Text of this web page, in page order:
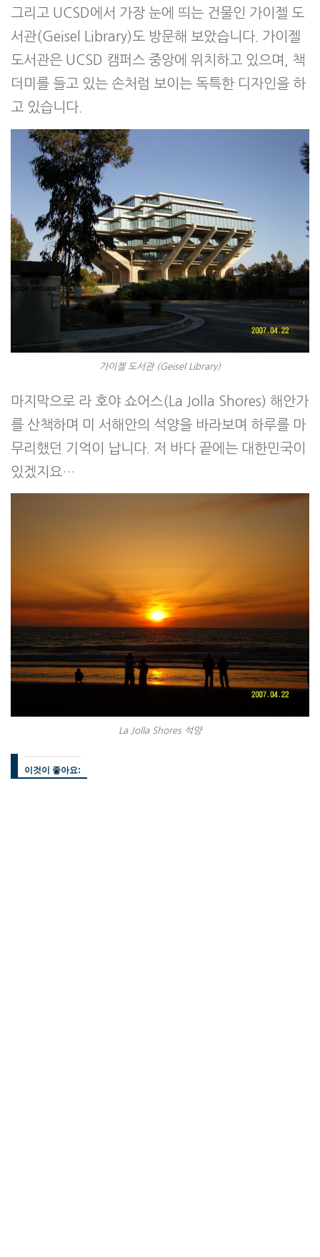
그리고 UCSD에서 가장 눈에 띄는 건물인 가이젤 도
서관(Geisel Library)도 방문해 보았습니다. 가이젤
도서관은 UCSD 캠퍼스 중앙에 위치하고 있으며, 책
더미를 들고 있는 손처럼 보이는 독특한 디자인을 하
고 있습니다.
가이젤 도서관 (Geisel Library)
마지막으로 라 호야 쇼어스(La Jolla Shores) 해안가
를 산책하며 미 서해안의 석양을 바라보며 하루를 마
무리했던 기억이 납니다. 저 바다 끝에는 대한민국이
있겠지요…
La Jolla Shores 석양
이것이 좋아요: